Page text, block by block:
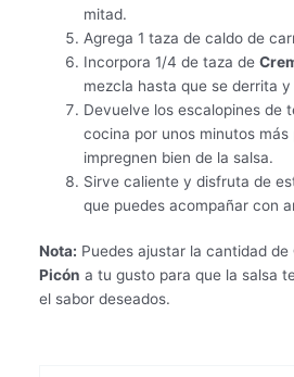
mitad.
Agrega 1 taza de caldo de
Incorpora 1/4 de taza de
mezcla hasta que se derrita y
Devuelve los escalopines de
cocina por unos minutos más
impregnen bien de la salsa.
Sirve caliente y disfruta de
que puedes acompañar con
Nota: Puedes ajustar la cantidad de
Picón a tu gusto para que la salsa
el sabor deseados.